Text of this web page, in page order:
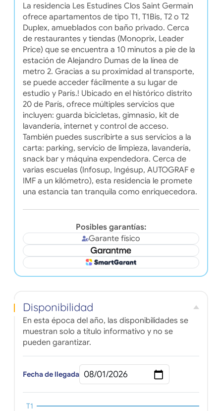
La residencia Les Estudines Clos Saint Germain
ofrece apartamentos de tipo T1, T1Bis, T2 o T2
Duplex, amueblados con baño privado. Cerca
de restaurantes y tiendas (Monoprix, Leader
Price) que se encuentra a 10 minutos a pie de la
estación de Alejandro Dumas de la línea de
metro 2. Gracias a su proximidad al transporte,
se puede acceder fácilmente a su lugar de
estudio y París.! Ubicado en el histórico distrito
20 de París, ofrece múltiples servicios que
incluyen: guarda bicicletas, gimnasio, kit de
lavandería, internet y control de acceso.
También puedes suscribirte a sus servicios a la
carta: parking, servicio de limpieza, lavandería,
snack bar y máquina expendedora. Cerca de
varias escuelas (Infosup, Ingésup, AUTOGRAF e
IMF a un kilómetro), esta residencia le promete
una estancia tan tranquila como enriquecedora.
Posibles garantías:
Garante físico
Disponibilidad
En esta época del año, las disponibilidades se
muestran solo a título informativo y no se
pueden garantizar.
Fecha de llegada
T1